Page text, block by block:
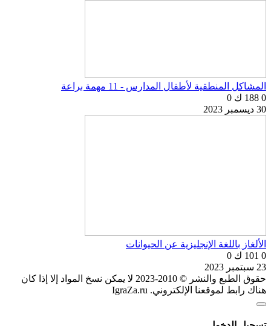
المشاكل المنطقية لأطفال المدارس - 11 مهمة براعة
0 188 ك
0
30 ديسمبر 2023
الألغاز باللغة الإنجليزية عن الحيوانات
0 101 ك
0
23 سبتمبر 2023
حقوق الطبع والنشر © 2010-2023 لا يمكن نسخ المواد إلا إذا كان
هناك رابط لموقعنا الإلكتروني. IgraZa.ru